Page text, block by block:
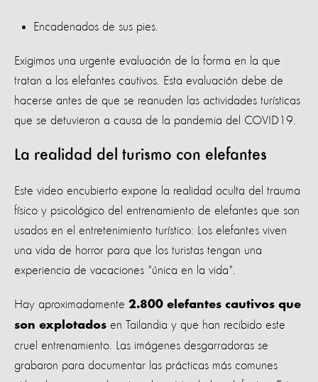
Encadenados de sus pies.
Exigimos una urgente evaluación de la forma en la que
tratan a los elefantes cautivos. Esta evaluación debe de
hacerse antes de que se reanuden las actividades turísticas
que se detuvieron a causa de la pandemia del COVID19.
La realidad del turismo con elefantes
Este video encubierto expone la realidad oculta del trauma
físico y psicológico del entrenamiento de elefantes que son
usados en el entretenimiento turístico: Los elefantes viven
una vida de horror para que los turistas tengan una
experiencia de vacaciones "única en la vida".
Hay aproximadamente 2.800 elefantes cautivos que
son explotados en Tailandia y que han recibido este
cruel entrenamiento. Las imágenes desgarradoras se
grabaron para documentar las prácticas más comunes